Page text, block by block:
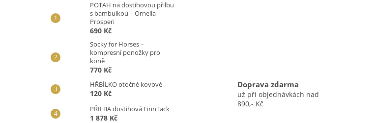
POTAH na dostihovou přilbu
s bambulkou – Ornella
Prosperi
690 Kč
Socky for Horses –
kompresní ponožky pro
koně
770 Kč
HŘBÍLKO otočné kovové
120 Kč
PŘILBA dostihová FinnTack
1 878 Kč
Doprava zdarma
už při objednávkách nad
890,- Kč